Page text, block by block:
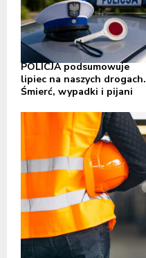
POLICJA podsumowuje
lipiec na naszych drogach.
Śmierć, wypadki i pijani